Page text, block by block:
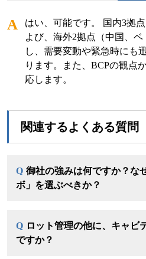
A
はい、可能です。 国内3拠
よび、海外2拠点（中国、
し、需要変動や緊急時にも
ります。また、BCPの観点
応します。
関連するよくある質問
Q 御社の強みは何ですか？な
ボ」を選ぶべきか？
Q ロット管理の他に、キャビ
ですか？